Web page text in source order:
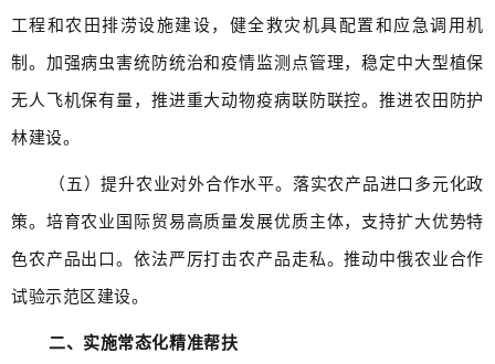
工程和农田排涝设施建设，健全救灾机具配置和应急调用机
制。加强病虫害统防统治和疫情监测点管理，稳定中大型植保
无人飞机保有量，推进重大动物疫病联防联控。推进农田防护
林建设。
（五）提升农业对外合作水平。落实农产品进口多元化政
策。培育农业国际贸易高质量发展优质主体，支持扩大优势特
色农产品出口。依法严厉打击农产品走私。推动中俄农业合作
试验示范区建设。
二、实施常态化精准帮扶